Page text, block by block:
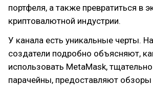
портфеля, а также превратиться в
криптовалютной индустрии.
У канала есть уникальные черты.
создатели подробно объясняют,
использовать MetaMask,
парачейны, предоставляют обзоры